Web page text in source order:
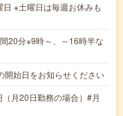
※土曜日は毎週お休みも
20分※9時～、～16時半な
始日をお知らせください
月20日勤務の場合）#月